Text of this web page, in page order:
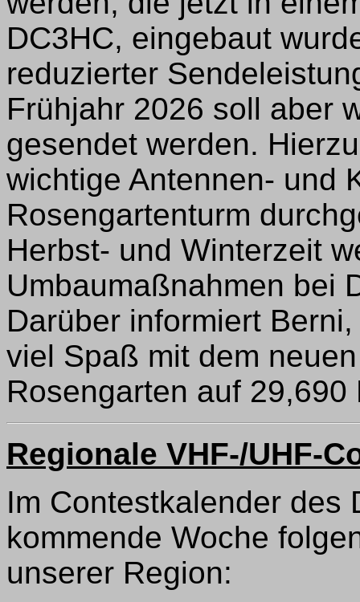
DC3HC, eingebaut
reduzierter
Frühjahr 2026 soll aber
gesendet werden.
wichtige Antennen- und
Rosengartenturm
Herbst- und Winterzeit
Umbaumaßnahmen bei
Darüber informiert
viel Spaß mit dem
Rosengarten auf 29,690
Regionale VHF-/UHF-
Im Contestkalender des
kommende Woche
unserer Region: